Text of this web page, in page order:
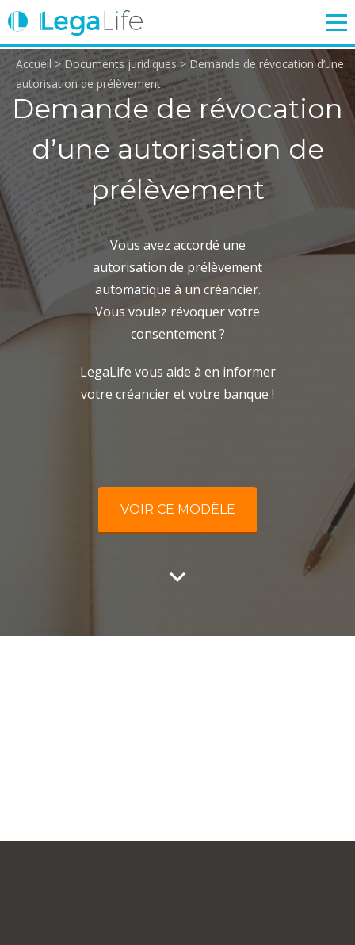
ENTREPRISE TRAVAIL IMMOBILIER FAMILLE
Login
Accueil > Documents juridiques>Demande de révocation d’une
autorisation de prélèvement
Demande de révocation
d’une autorisation de
prélèvement
Vous avez accordé une
autorisation de prélèvement
automatique à un créancier.
Vous voulez révoquer votre
consentement ?
LegaLife vous aide à en informer
votre créancier et votre banque !
VOIR CE MODÈLE